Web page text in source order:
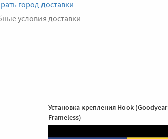
город доставки
условия доставки
Установка крепления Hook (Goodyear
Frameless)